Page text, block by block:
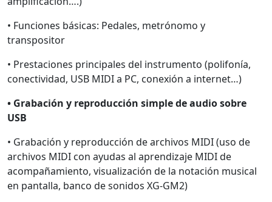
• Funciones básicas: Pedales, metrónomo y
transpositor
• Prestaciones principales del instrumento (polifonía,
conectividad, USB MIDI a PC, conexión a internet…)
• Grabación y reproducción simple de audio sobre
USB
• Grabación y reproducción de archivos MIDI (uso de
archivos MIDI con ayudas al aprendizaje MIDI de
acompañamiento, visualización de la notación musical
en pantalla, banco de sonidos XG-GM2)